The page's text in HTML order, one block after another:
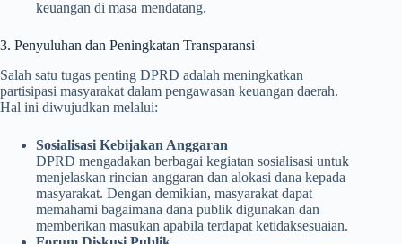
keuangan di masa mendatang.
3. Penyuluhan dan Peningkatan Transparansi
Salah satu tugas penting DPRD adalah meningkatkan
partisipasi masyarakat dalam pengawasan keuangan daerah.
Hal ini diwujudkan melalui:
Sosialisasi Kebijakan Anggaran
DPRD mengadakan berbagai kegiatan sosialisasi untuk
menjelaskan rincian anggaran dan alokasi dana kepada
masyarakat. Dengan demikian, masyarakat dapat
memahami bagaimana dana publik digunakan dan
memberikan masukan apabila terdapat ketidaksesuaian.